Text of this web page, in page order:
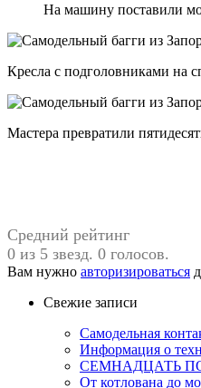
На машину поставили
Кресла с подголовниками на
Мастера превратили
Средний рейтинг
0 из 5 звезд. 0 голосов.
Вам нужно авторизироваться
Свежие записи
Самодельная
Информация о
СЕМНАДЦАТЬ
От котлована до